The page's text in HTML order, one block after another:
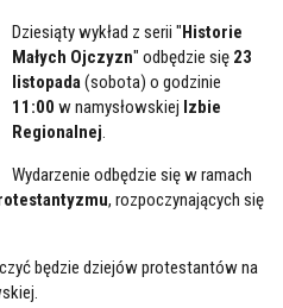
Dziesiąty wykład z serii "Historie
Małych Ojczyzn" odbędzie się 23
listopada (sobota) o godzinie
11:00 w namysłowskiej Izbie
Regionalnej
Wydarzenie odbędzie się w ramach
, rozpoczynających się
będzie dziejów protestantów na